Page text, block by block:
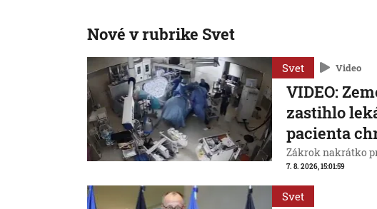
Nové v rubrike Svet
Svet Video
VIDEO:
zastihlo
pacienta
Zákrok nakrátko
7. 8. 2026, 15:01:59
Svet